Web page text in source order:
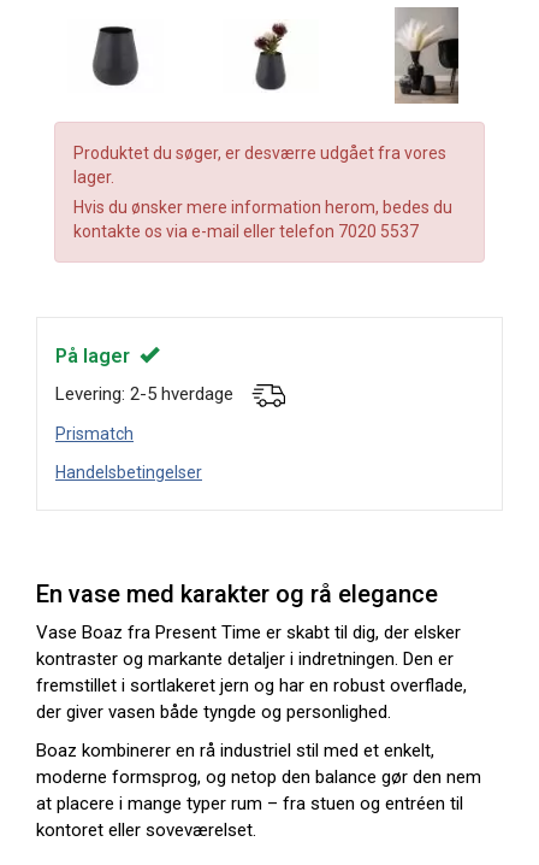
Produktet du søger, er desværre udgået fra vores
lager.
Hvis du ønsker mere information herom, bedes du
kontakte os via e-mail eller telefon 7020 5537
På lager
Levering: 2-5 hverdage
Prismatch
Handelsbetingelser
En vase med karakter og rå elegance
Vase Boaz fra Present Time er skabt til dig, der elsker
kontraster og markante detaljer i indretningen. Den er
fremstillet i sortlakeret jern og har en robust overflade,
der giver vasen både tyngde og personlighed.
Boaz kombinerer en rå industriel stil med et enkelt,
moderne formsprog, og netop den balance gør den nem
at placere i mange typer rum – fra stuen og entréen til
kontoret eller soveværelset.